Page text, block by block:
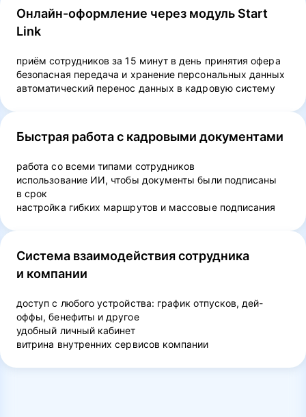
Онлайн-оформление через модуль Start
Link
приём сотрудников за 15 минут в день принятия офера
безопасная передача и хранение персональных данных
автоматический перенос данных в кадровую систему
Быстрая работа с кадровыми документами
работа со всеми типами сотрудников
использование ИИ, чтобы документы были подписаны
в срок
настройка гибких маршрутов и массовые подписания
Система взаимодействия сотрудника
и компании
доступ с любого устройства: график отпусков, дей-
оффы, бенефиты и другое
удобный личный кабинет
витрина внутренних сервисов компании